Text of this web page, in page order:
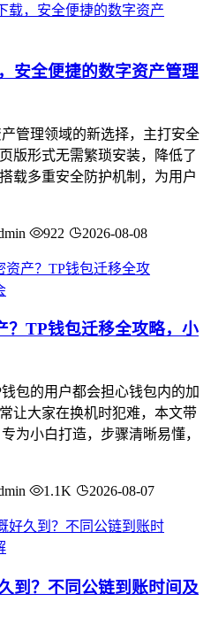
安全便捷的数字资产管理
管理领域的新选择，主打安全
版形式无需繁琐安装，降低了
载多重安全防护机制，为用户
922 2026-08-08
？TP钱包迁移全攻略，小
包的用户都会担心钱包内的加
让大家在换机时犯难，本文带
为小白打造，步骤清晰易懂，
1.1K 2026-08-07
到？不同公链到账时间及